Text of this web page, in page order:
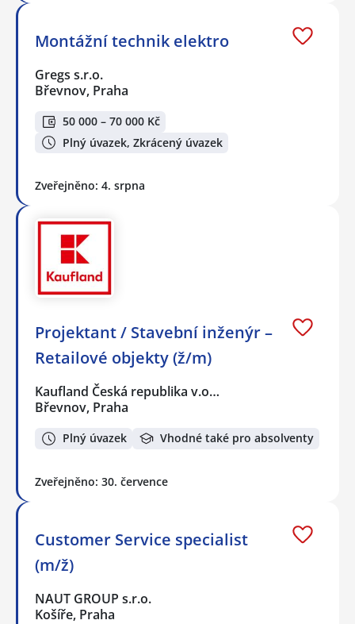
Montážní technik elektro
Gregs s.r.o.
Břevnov, Praha
50 000 – 70 000 Kč
Plný úvazek, Zkrácený úvazek
Zveřejněno: 4. srpna
Projektant / Stavební inženýr –
Retailové objekty (ž/m)
Kaufland Česká republika v.o…
Břevnov, Praha
Plný úvazek Vhodné také pro absolventy
Zveřejněno: 30. července
Customer Service specialist
(m/ž)
NAUT GROUP s.r.o.
Košíře, Praha